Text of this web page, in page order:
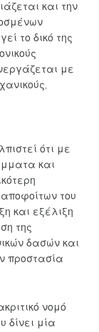
και την
το δικό της
με
ότι με
και
του
και εξέλιξη
της
δασών και
προστασία
νομό
δίνει μία